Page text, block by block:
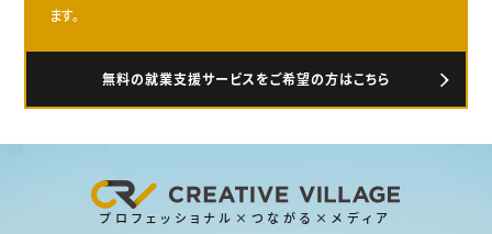
ます。
無料の就業支援サービスをご希望の方はこちら
プロフェッショナル×つながる×メディア